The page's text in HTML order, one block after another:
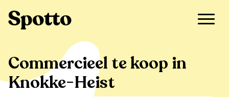
Knokke-Heist
Commercieel te koop in
Knokke-Heist